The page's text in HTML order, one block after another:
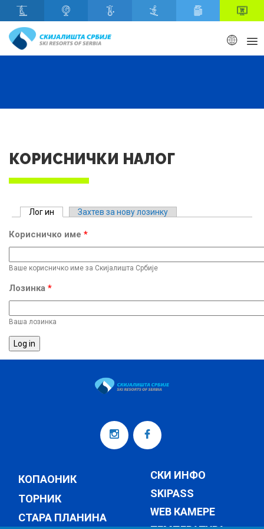
Скип то маин content
КОРИСНИЧКИ НАЛОГ
Примарy табс
Лог ин (ацтиве таб)
Захтев за нову лозинку
Корисничко име *
Ваше корисничко име за Скијалишта Србије
Лозинка *
Ваша лозинка
КОПАОНИК
ТОРНИК
СТАРА ПЛАНИНА
СКИ ИНФО
SKIPASS
WEB КАМЕРЕ